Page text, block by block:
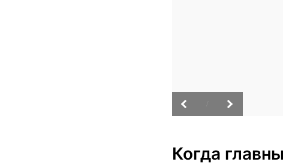
Когда